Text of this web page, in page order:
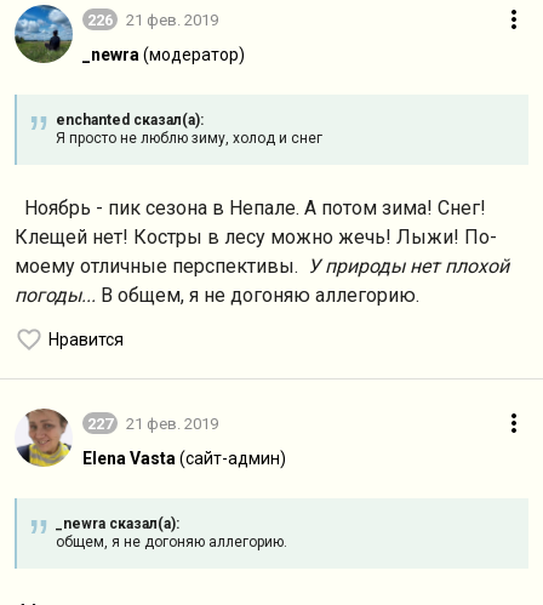
226 21 фев. 2019
_newra (модератор)
enchanted сказал(а):
Я просто не люблю зиму, холод и снег
Ноябрь - пик сезона в Непале. А потом зима! Снег!
Клещей нет! Костры в лесу можно жечь! Лыжи! По-
моему отличные перспективы. У природы нет плохой
погоды... В общем, я не догоняю аллегорию.
Нравится
227 21 фев. 2019
Elena Vasta (сайт-админ)
_newra сказал(а):
общем, я не догоняю аллегорию.